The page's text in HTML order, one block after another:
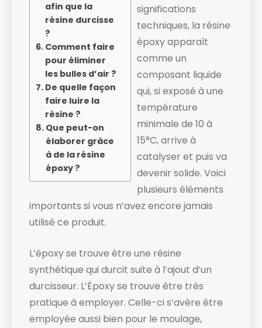
afin que la
résine durcisse
?
Comment faire
pour éliminer
les bulles d’air ?
De quelle façon
faire luire la
résine ?
Que peut-on
élaborer grâce
à de la résine
époxy ?
significations
techniques, la résine
époxy apparaît
comme un
composant liquide ​
qui, si exposé à une
température
minimale de 10 à
15°C, arrive à
catalyser et puis va
devenir solide. ​Voici
plusieurs éléments
importants si vous n’avez encore jamais
utilisé ce produit.
L’époxy se trouve être une résine
synthétique qui durcit suite à l’ajout d’un
durcisseur. L’Époxy se trouve être très
pratique à employer. Celle-ci s’avère être
employée aussi bien pour le moulage,